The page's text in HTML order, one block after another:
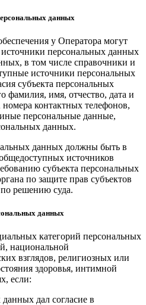
данных
у Оператора могут
источники персональных данных
в том числе справочники и
источники персональных
субъекта персональных
фамилия, имя, отчество, дата и
контактных телефонов,
персональные данные,
данных.
данных должны быть в
источников
субъекта персональных
по защите прав субъектов
решению суда.
данных
категорий персональных
национальной
взглядов, религиозных или
здоровья, интимной
если:
дал согласие в